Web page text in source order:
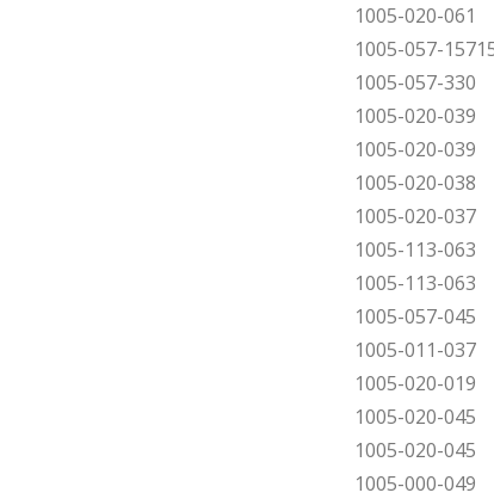
1005-020-061
1005-057-
1005-057-330
1005-020-039
1005-020-039
1005-020-038
1005-020-037
1005-113-063
1005-113-063
1005-057-045
1005-011-037
1005-020-019
1005-020-045
1005-020-045
1005-000-049